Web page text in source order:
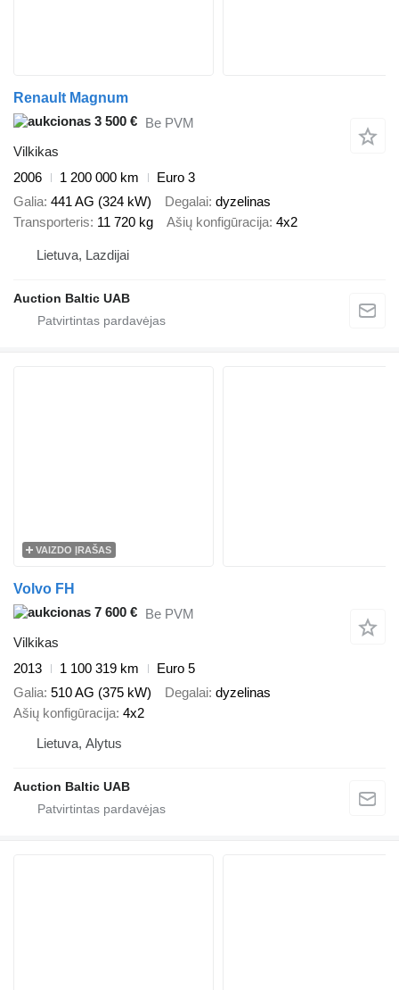
Renault Magnum
3 500 € Be PVM
Vilkikas
2006
1 200 000 km
Euro 3
Galia 441 AG (324 kW) Degalai dyzelinas
Transporteris 11 720 kg Ašių konfigūracija 4x2
Lietuva, Lazdijai
Auction Baltic UAB
VAIZDO ĮRAŠAS
Volvo FH
7 600 € Be PVM
Vilkikas
2013
1 100 319 km
Euro 5
Galia 510 AG (375 kW) Degalai dyzelinas
Ašių konfigūracija 4x2
Lietuva, Alytus
Auction Baltic UAB